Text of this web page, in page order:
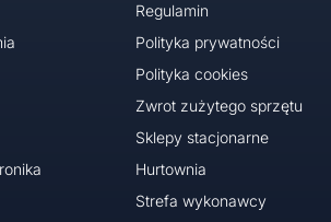
Regulamin
Polityka prywatności
Polityka cookies
Zwrot zużytego sprzętu
Sklepy stacjonarne
Hurtownia
Strefa wykonawcy